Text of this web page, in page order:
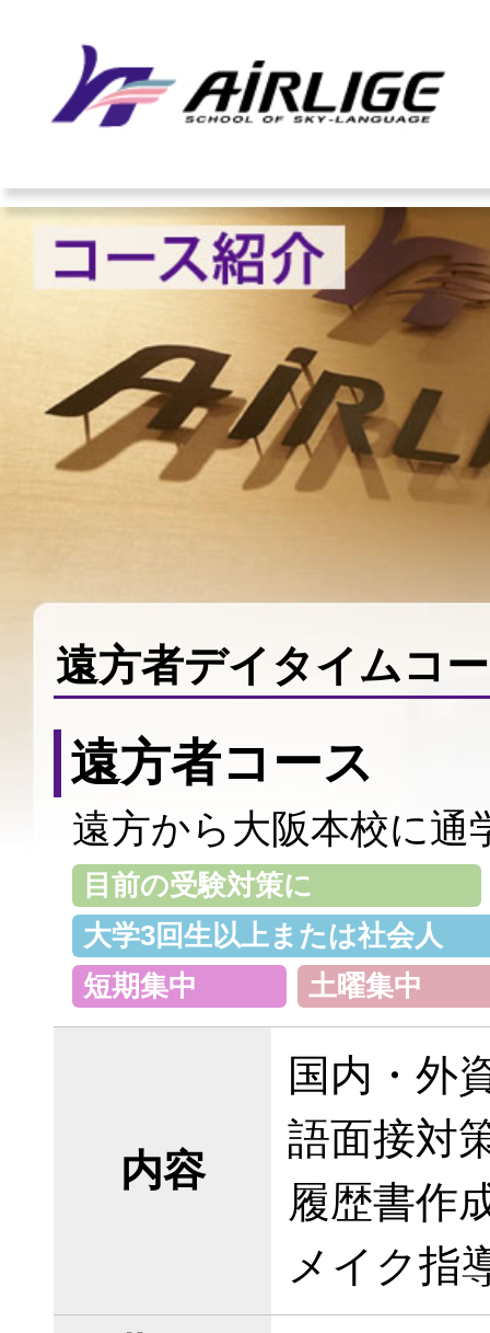
遠方者デイタイムコ
遠方者コース
遠方から大阪本校に通
目前の受験対策に
大学3回生以上または社会人
短期集中
土曜集中
内容
国内・外
語面接対
履歴書作
メイク指